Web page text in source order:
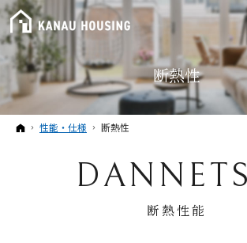
断熱性
ホーム
性能・仕様 断熱性
断熱性能